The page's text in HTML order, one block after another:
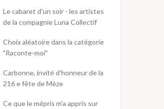
Le cabaret d'un soir - les artistes
de la compagnie Luna Collectif
Choix aléatoire dans la catégorie
"Raconte-moi"
Carbonne, invité d'honneur de la
216 e fête de Mèze
Ce que le mépris m’a appris sur